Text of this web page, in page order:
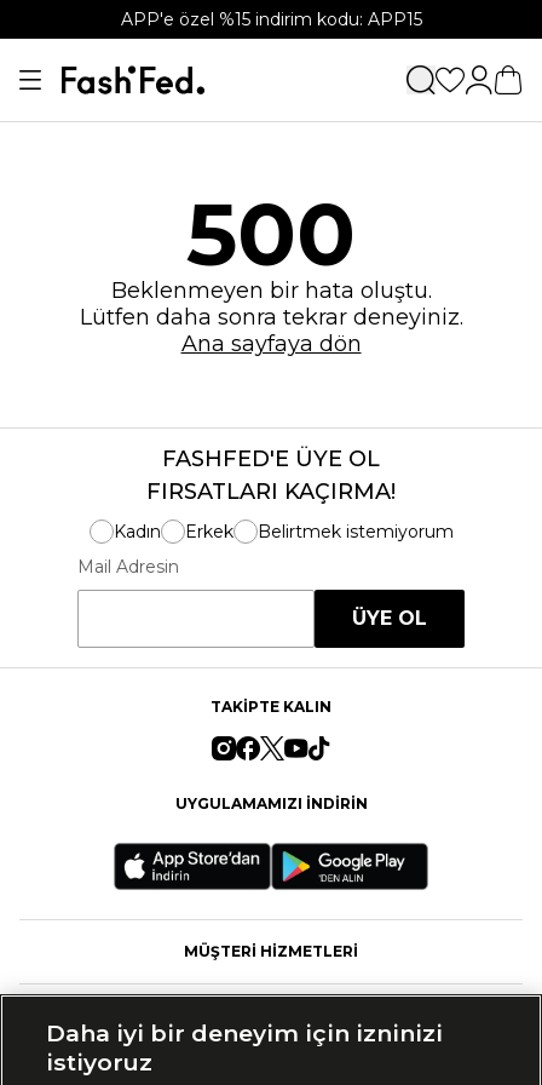
APP'e özel %15 indirim kodu: APP15
500
Beklenmeyen bir hata oluştu.
Lütfen daha sonra tekrar deneyiniz.
Ana sayfaya dön
FASHFED'E ÜYE OL
FIRSATLARI KAÇIRMA!
Kadın Erkek
Belirtmek istemiyorum
Mail Adresin
ÜYE OL
TAKİPTE KALIN
UYGULAMAMIZI İNDİRİN
MÜŞTERİ HİZMETLERİ
Daha iyi bir deneyim için izninizi
istiyoruz